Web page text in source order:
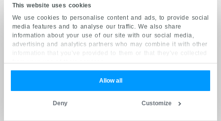
This website uses cookies
We use cookies to personalise content and ads, to provide social
media features and to analyse our traffic. We also share
information about your use of our site with our social media,
advertising and analytics partners who may combine it with other
information that you’ve provided to them or that they’ve collected
from your use of their services.
Allow all
Customize
Deny
Introducción a la fisiología
Sistema muscular
Sistema nervioso
Sistema cardiovascular
Sistema linfático e inmunológico
Sistema respiratorio
Sistema digestivo